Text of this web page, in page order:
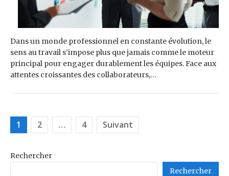
Dans un monde professionnel en constante évolution, le
sens au travail s’impose plus que jamais comme le moteur
principal pour engager durablement les équipes. Face aux
attentes croissantes des collaborateurs,…
Pagination
publications
1 2 … 4 Suivant
Rechercher
Rechercher